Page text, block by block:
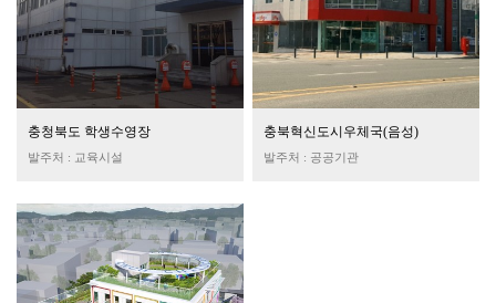
충청북도 학생수영장
발주처 : 교육시설
충북혁신도시우체국(음성)
발주처 : 공공기관